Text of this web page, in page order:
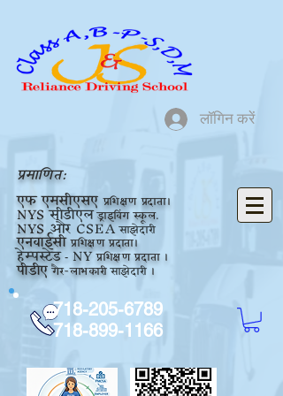
लॉगिन करें
प्रमाणित:
एफएमसीएसए प्रशिक्षण प्रदाता।
NYSसीडीएलड्राइविंग स्कूल.
NYSऔर CSEAसाझेदारी
एनवाईसी प्रशिक्षण प्रदाता।
हेम्पस्टेड-NYप्रशिक्षणप्रदाता ।
पीडीएगैर-लाभकारीसाझेदारी ।
718-205-6789
718-899-1166